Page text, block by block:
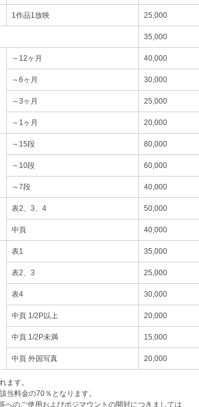
1作品1放映 25,000
35,000
～12ヶ月 40,000
～6ヶ月 30,000
～3ヶ月 25,000
～1ヶ月 20,000
～15段 80,000
～10段 60,000
～7段 40,000
表2、3、4 50,000
中頁 40,000
表1 35,000
表2、3 25,000
表4 30,000
中頁 1/2P以上 20,000
中頁 1/2P未満 15,000
中頁 外国写真 20,000
ます。
料金の70％となります。
のご使用およびポジマウントの開封につきましては